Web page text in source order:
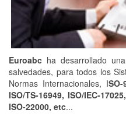
Euroabc ha desarrollado
salvedades, para todos los
Normas Internacionales, ISO-
ISO/TS-16949, ISO/IEC-
ISO-22000, etc...